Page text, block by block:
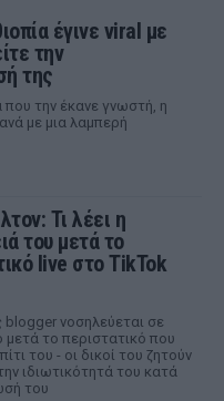
έγινε viral με
την
της
την έκανε γνωστή, η
με μια λαμπερή
Τι λέει η
του μετά το
live στο TikTok
blogger νοσηλεύεται σε
μετά το περιστατικό που
του - οι δικοί του ζητούν
ιδιωτικότητά του κατά
του